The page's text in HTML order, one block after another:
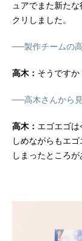
ュアでまた新た
クリしました。
──製作チームの
高木： そうですか
──高木さんから
高木： エゴエゴ
しめながらもエ
しまったところ